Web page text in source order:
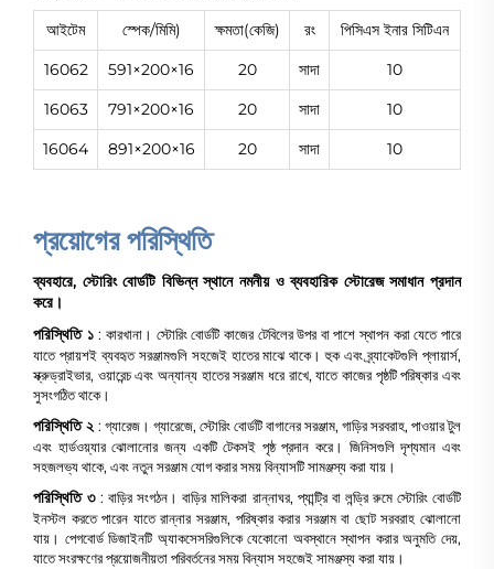
আইটেম স্পেক/মিমি) ক্ষমতা(কেজি) রং
পিসিএস ইনার সিটিএন
16062
591×200×16 20 সাদা
10
16063
791×200×16 20 সাদা
10
16064
891×200×16 20 সাদা 10
প্রয়োগের পরিস্থিতি
ব্যবহারে, স্টোরিং বোর্ডটি বিভিন্ন স্থানে নমনীয় ও ব্যবহারিক স্টোরেজ সমাধান প্রদান
করে।
পরিস্থিতি ১: কারখানা। স্টোরিং বোর্ডটি কাজের টেবিলের উপর বা পাশে স্থাপন করা যেতে পারে
যাতে প্রায়শই ব্যবহৃত সরঞ্জামগুলি সহজেই হাতের মাঝে থাকে। হুক এবং ব্র্যাকেটগুলি প্লায়ার্স,
স্ক্রুড্রাইভার, ওয়ারেন্চ এবং অন্যান্য হাতের সরঞ্জাম ধরে রাখে, যাতে কাজের পৃষ্ঠটি পরিষ্কার এবং
সুসংগঠিত থাকে।
পরিস্থিতি ২ : গ্যারেজ। গ্যারেজে, স্টোরিং বোর্ডটি বাগানের সরঞ্জাম, গাড়ির সরবরাহ, পাওয়ার টুল
এবং হার্ডওয়্যার ঝোলানোর জন্য একটি টেকসই পৃষ্ঠ প্রদান করে। জিনিসগুলি দৃশ্যমান এবং
সহজলভ্য থাকে, এবং নতুন সরঞ্জাম যোগ করার সময় বিন্যাসটি সামঞ্জস্য করা যায়।
পরিস্থিতি ৩: বাড়ির সংগঠন। বাড়ির মালিকরা রান্নাঘর, প্যান্ট্রি বা লন্ড্রি রুমে স্টোরিং বোর্ডটি
ইনস্টল করতে পারেন যাতে রান্নার সরঞ্জাম, পরিষ্কার করার সরঞ্জাম বা ছোট সরবরাহ ঝোলানো
যায়। পেগবোর্ড ডিজাইনটি অ্যাকসেসরিগুলিকে যেকোনো অবস্থানে স্থাপন করার অনুমতি দেয়,
যাতে সংরক্ষণের প্রয়োজনীয়তা পরিবর্তনের সময় বিন্যাস সহজেই সামঞ্জস্য করা যায়।